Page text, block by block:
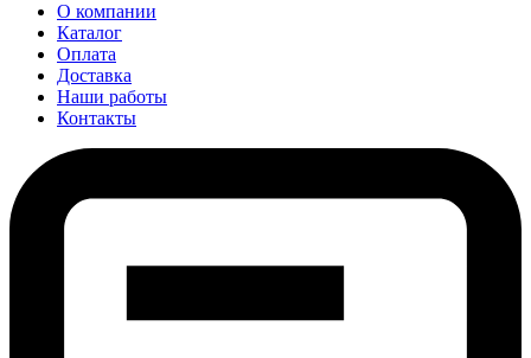
О компании
Каталог
Оплата
Доставка
Наши работы
Контакты